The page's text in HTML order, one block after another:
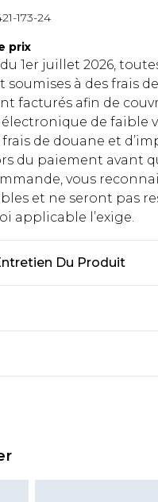
173-24
prix
1er juillet 2026,
soumises à des frais
facturés afin de
de faible
frais de douane et
du paiement avant
vous
et ne seront pas
applicable l’exige.
Du Produit
France
France
un article.